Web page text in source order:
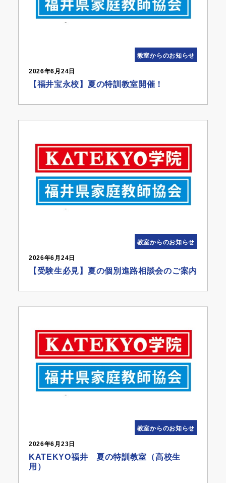
教室からのお知らせ
2026年6月24日
【福井宝永校】夏の特訓教室開催！
教室からのお知らせ
2026年6月24日
【受験生必見】夏の個別進路相談会のご案内
教室からのお知らせ
2026年6月23日
KATEKYO福井 夏の特訓教室（高校生
用）